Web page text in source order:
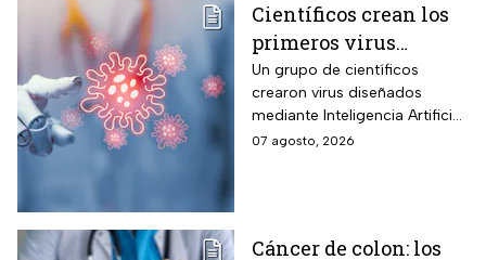
Científicos crean los
primeros virus
diseñados por la IA,
¿son peligrosos para
los humanos?
Un grupo de científicos
crearon virus diseñados
mediante Inteligencia Artificial
pero se han encendido las
07 agosto, 2026
Cáncer de colon: los